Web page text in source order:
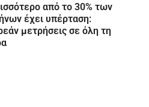
από το 30% των
έχει υπέρταση:
μετρήσεις σε όλη τη